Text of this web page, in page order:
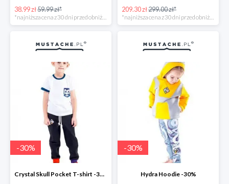
38.99 zł59.99 zł* 209.30 zł299.00 zł*
-30%
Crystal Skull Pocket T-shirt -30%
-30%
Hydra Hoodie -30%